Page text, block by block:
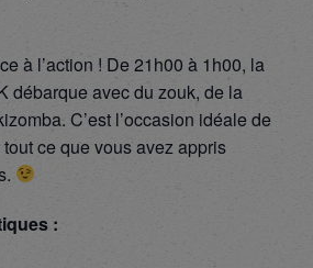
à l’action ! De 21h00 à 1h00, la
débarque avec du zouk, de la
C’est l’occasion idéale de
ce que vous avez appris
: